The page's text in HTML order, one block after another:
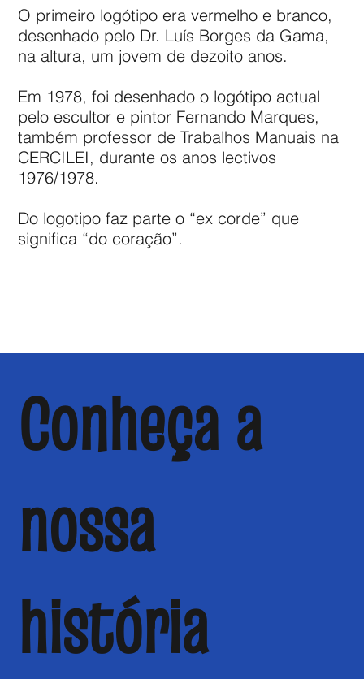
O primeiro logótipo era vermelho e branco,
desenhado pelo Dr. Luís Borges da Gama,
na altura, um jovem de dezoito anos.
Em 1978, foi desenhado o logótipo actual
pelo escultor e pintor Fernando Marques,
também professor de Trabalhos Manuais na
CERCILEI, durante os anos lectivos
1976/1978.
Do logotipo faz parte o “ex corde” que
significa “do coração”.
Conheça a
nossa
história